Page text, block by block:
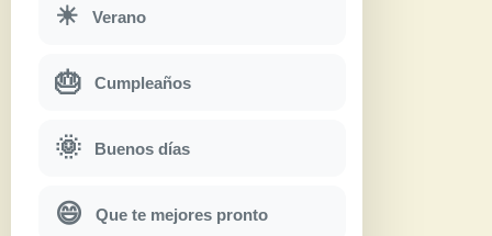
☀ Verano
🎂 Cumpleaños
🌞 Buenos días
😄 Que te mejores pronto